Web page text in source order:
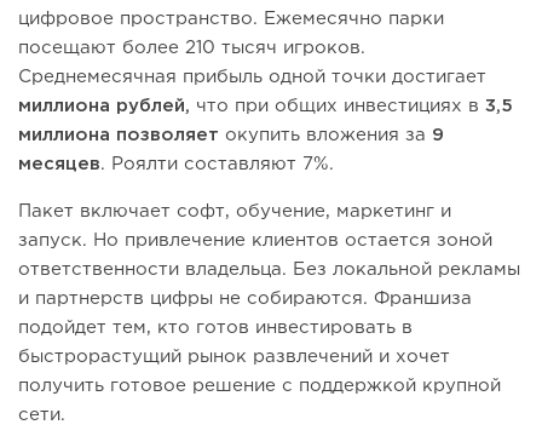
цифровое пространство. Ежемесячно парки
посещают более 210 тысяч игроков.
Среднемесячная прибыль одной точки достигает
миллиона рублей, что при общих инвестициях в 3,5
миллиона позволяет окупить вложения за 9
месяцев. Роялти составляют 7%.
Пакет включает софт, обучение, маркетинг и
запуск. Но привлечение клиентов остается зоной
ответственности владельца. Без локальной рекламы
и партнерств цифры не собираются. Франшиза
подойдет тем, кто готов инвестировать в
быстрорастущий рынок развлечений и хочет
получить готовое решение с поддержкой крупной
сети.